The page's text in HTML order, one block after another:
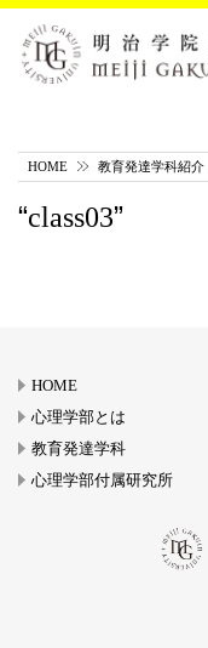
HOME 教育発達学科紹介
class03
HOME
心理学部とは
教育発達学科
心理学部付属研究所